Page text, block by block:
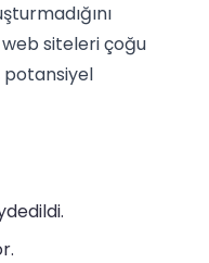
web siteleri çoğu
potansiyel